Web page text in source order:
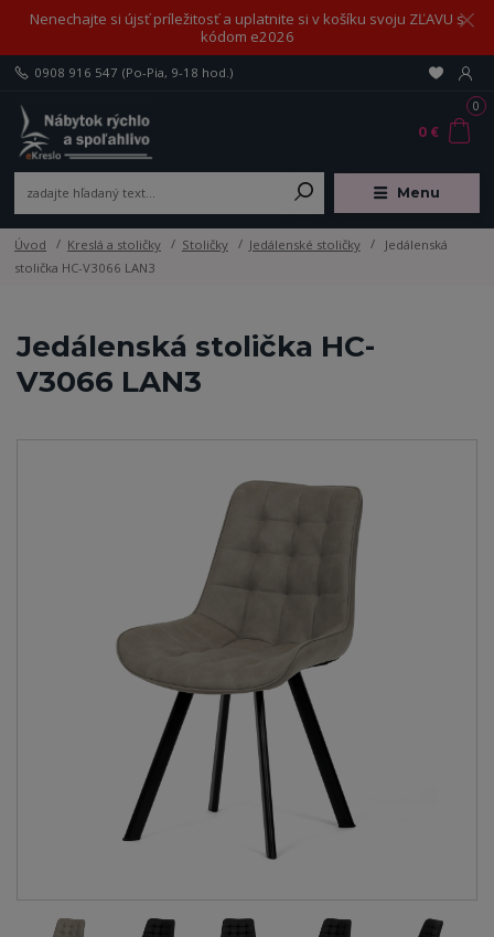
Nenechajte si újsť príležitosť a uplatnite si v košíku svoju ZĽAVU s
kódom e2026
Menu
0908 916 547 (Po-Pia, 9-18 hod.)
0
0 €
Úvod Kreslá a stoličky Stoličky Jedálenské stoličky
Jedálenská
stolička HC-V3066 LAN3
Jedálenská stolička HC-
V3066 LAN3